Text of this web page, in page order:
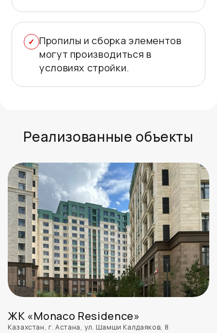
Пропилы и сборка элементов
могут производиться в
условиях стройки.
Реализованные объекты
ЖК «Monaco Residence»
Казахстан, г. Астана, ул. Шамши Калдаяков, 8